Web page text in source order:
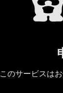
このサービスは